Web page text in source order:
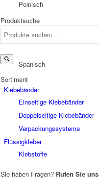
Produktsuche
Sortiment
Klebebänder
Einseitige Klebebänder
Doppelseitige Klebebänder
Verpackungssysteme
Flüssigkleber
Klebstoffe
Sie haben Fragen? Rufen Sie